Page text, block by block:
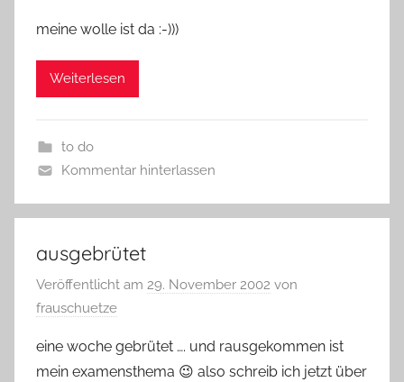
meine wolle ist da :-)))
Weiterlesen
to do
Kommentar hinterlassen
ausgebrütet
Veröffentlicht am 29. November 2002 von
frauschuetze
eine woche gebrütet …. und rausgekommen ist
mein examensthema 😉 also schreib ich jetzt über